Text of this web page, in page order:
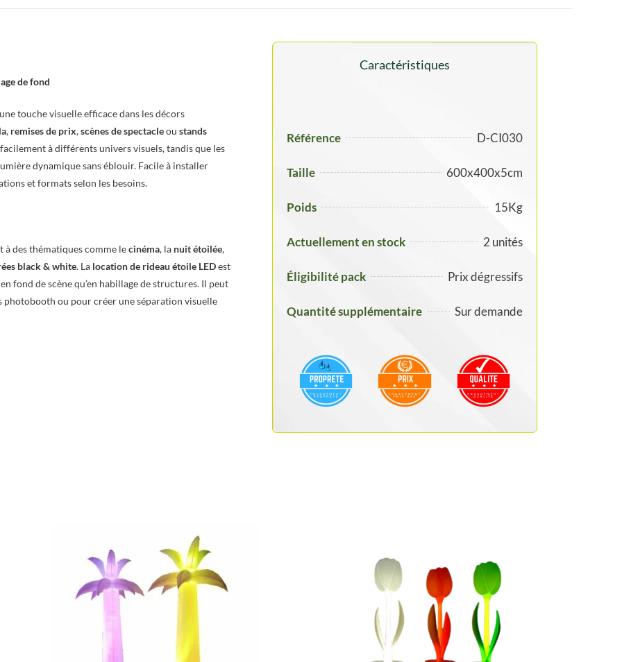
de fond
touche visuelle efficace dans les décors
, remises de prix,scènes de spectacleou stands
à différents univers visuels, tandis que les
dynamique sans éblouir. Facile à installer
et formats selon les besoins.
des thématiques comme lecinéma, la nuit étoilée,
black & white. La location de rideau étoile LEDest
fond de scène qu’en habillage de structures. Il peut
photobooth ou pour créer une séparation visuelle
Caractéristiques
Référence D-CI030
Taille 600x400x5cm
Poids 15Kg
Actuellement en stock 2 unités
Éligibilité pack Prix dégressifs
Quantité supplémentaire Sur demande